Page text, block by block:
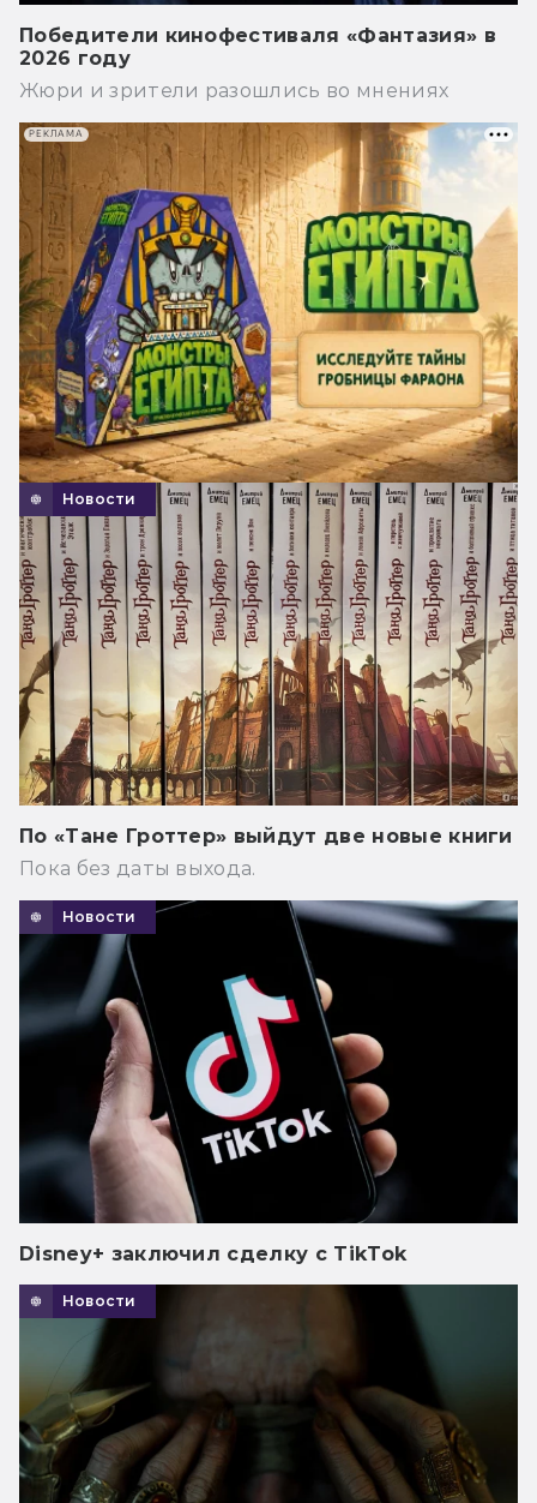
Победители кинофестиваля «Фантазия» в
2026 году
Жюри и зрители разошлись во мнениях
Новости
По «Тане Гроттер» выйдут две новые книги
Пока без даты выхода.
Новости
Disney+ заключил сделку с TikTok
Новости
РЕКЛАМА